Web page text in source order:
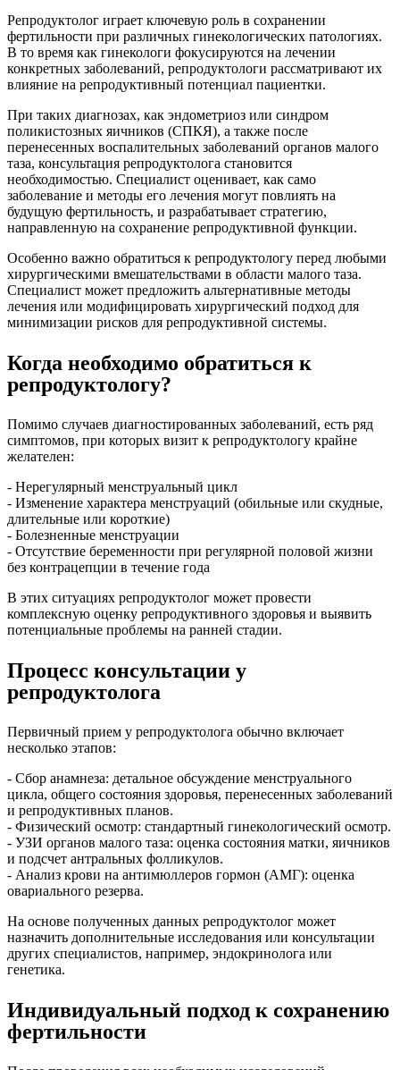
Репродуктолог играет ключевую роль в сохранении
фертильности при различных гинекологических патологиях.
В то время как гинекологи фокусируются на лечении
конкретных заболеваний, репродуктологи рассматривают их
влияние на репродуктивный потенциал пациентки.
При таких диагнозах, как эндометриоз или синдром
поликистозных яичников (СПКЯ), а также после
перенесенных воспалительных заболеваний органов малого
таза, консультация репродуктолога становится
необходимостью. Специалист оценивает, как само
заболевание и методы его лечения могут повлиять на
будущую фертильность, и разрабатывает стратегию,
направленную на сохранение репродуктивной функции.
Особенно важно обратиться к репродуктологу перед любыми
хирургическими вмешательствами в области малого таза.
Специалист может предложить альтернативные методы
лечения или модифицировать хирургический подход для
минимизации рисков для репродуктивной системы.
Когда необходимо обратиться к
репродуктологу?
Помимо случаев диагностированных заболеваний, есть ряд
симптомов, при которых визит к репродуктологу крайне
желателен:
- Нерегулярный менструальный цикл
- Изменение характера менструаций (обильные или скудные,
длительные или короткие)
- Болезненные менструации
- Отсутствие беременности при регулярной половой жизни
без контрацепции в течение года
В этих ситуациях репродуктолог может провести
комплексную оценку репродуктивного здоровья и выявить
потенциальные проблемы на ранней стадии.
Процесс консультации у
репродуктолога
Первичный прием у репродуктолога обычно включает
несколько этапов:
- Сбор анамнеза: детальное обсуждение менструального
цикла, общего состояния здоровья, перенесенных заболеваний
и репродуктивных планов.
- Физический осмотр: стандартный гинекологический осмотр.
- УЗИ органов малого таза: оценка состояния матки, яичников
и подсчет антральных фолликулов.
- Анализ крови на антимюллеров гормон (АМГ): оценка
овариального резерва.
На основе полученных данных репродуктолог может
назначить дополнительные исследования или консультации
других специалистов, например, эндокринолога или
генетика.
Индивидуальный подход к сохранению
фертильности